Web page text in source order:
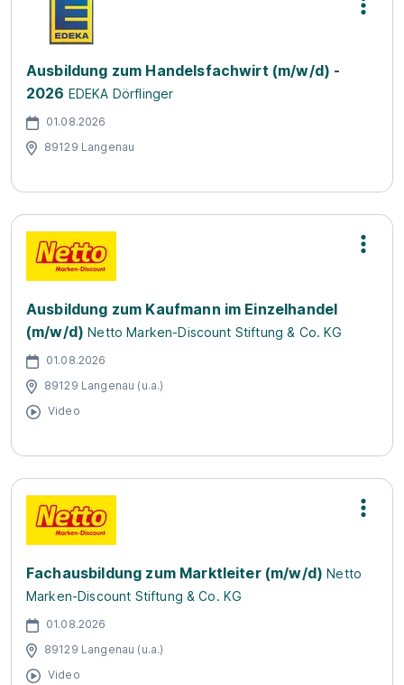
Ausbildung zum Handelsfachwirt (m/w/d) -
2026 EDEKA Dörflinger
01.08.2026
89129 Langenau
Ausbildung zum Kaufmann im Einzelhandel
(m/w/d) Netto Marken-Discount Stiftung & Co. KG
01.08.2026
89129 Langenau (u.a.)
Video
Fachausbildung zum Marktleiter (m/w/d) Netto
Marken-Discount Stiftung & Co. KG
01.08.2026
89129 Langenau (u.a.)
Video